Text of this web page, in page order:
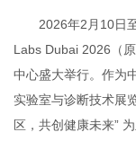
2026年2月10日
Labs Dubai 2026（
中心盛大举行。作为
实验室与诊断技术展
区，共创健康未来”